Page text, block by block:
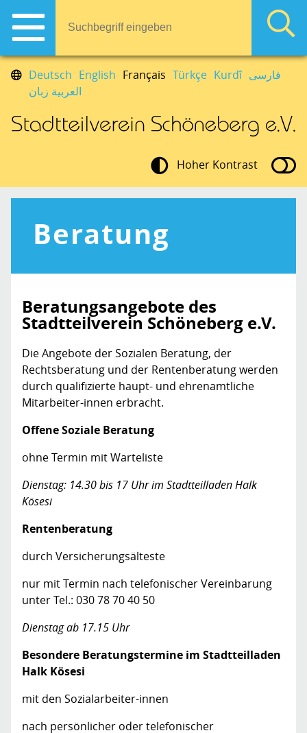
Deutsch English Français Türkçe Kurdî فارسی
العربية زبان
Hoher Kontrast
Beratung
Beratungsangebote des
Stadtteilverein Schöneberg e.V.
Die Angebote der Sozialen Beratung, der
Rechtsberatung und der Rentenberatung werden
durch qualifizierte haupt- und ehrenamtliche
Mitarbeiter-innen erbracht.
Offene Soziale Beratung
ohne Termin mit Warteliste
Dienstag: 14.30 bis 17 Uhr im Stadtteilladen Halk
Kösesi
Rentenberatung
durch Versicherungsälteste
nur mit Termin nach telefonischer Vereinbarung
unter Tel.: 030 78 70 40 50
Dienstag ab 17.15 Uhr
Besondere Beratungstermine im Stadtteilladen
Halk Kösesi
mit den Sozialarbeiter-innen
nach persönlicher oder telefonischer